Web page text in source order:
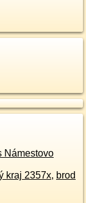
Námestovo
kraj 2357x, brod